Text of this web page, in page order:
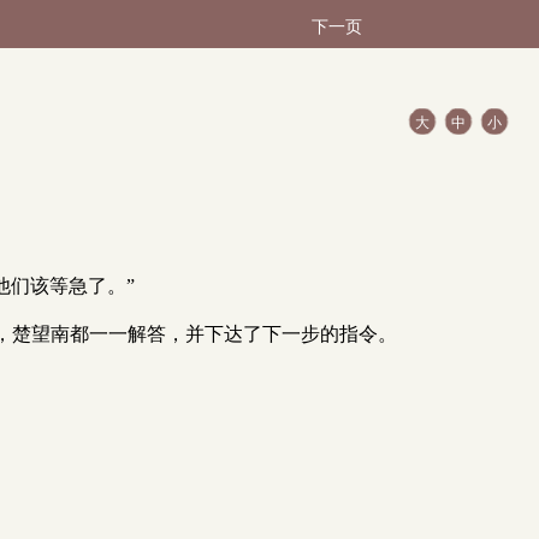
下一页
大 中 小
们该等急了。”
望南都一一解答，并下达了下一步的指令。